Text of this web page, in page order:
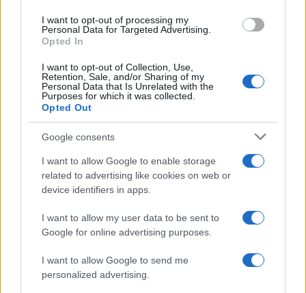
I want to opt-out of processing my
Personal Data for Targeted Advertising.
Opted In
I want to opt-out of Collection, Use,
Retention, Sale, and/or Sharing of my
Personal Data that Is Unrelated with the
Purposes for which it was collected.
Opted Out
Google consents
I want to allow Google to enable storage
related to advertising like cookies on web or
device identifiers in apps.
I want to allow my user data to be sent to
Google for online advertising purposes.
I want to allow Google to send me
personalized advertising.
F
a
ce
b
o
o
k
T
w
it
te
r
Pi
te
re
st
W
s
A
p
p
S
re
Articolo precedente
Michelle Hunziker in Gallura, bella anche dal
vivo: un amico vip svela come fa